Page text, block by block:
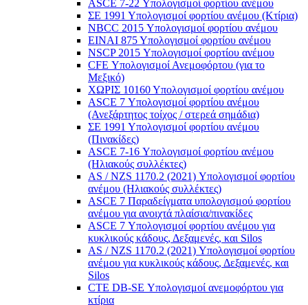
ASCE 7-22 Υπολογισμοί φορτίου ανέμου
ΣΕ 1991 Υπολογισμοί φορτίου ανέμου (Κτίρια)
NBCC 2015 Υπολογισμοί φορτίου ανέμου
ΕΙΝΑΙ 875 Υπολογισμοί φορτίου ανέμου
NSCP 2015 Υπολογισμοί φορτίου ανέμου
CFE Υπολογισμοί Ανεμοφόρτου (για το
Μεξικό)
ΧΩΡΙΣ 10160 Υπολογισμοί φορτίου ανέμου
ASCE 7 Υπολογισμοί φορτίου ανέμου
(Ανεξάρτητος τοίχος / στερεά σημάδια)
ΣΕ 1991 Υπολογισμοί φορτίου ανέμου
(Πινακίδες)
ASCE 7-16 Υπολογισμοί φορτίου ανέμου
(Ηλιακούς συλλέκτες)
AS / NZS 1170.2 (2021) Υπολογισμοί φορτίου
ανέμου (Ηλιακούς συλλέκτες)
ASCE 7 Παραδείγματα υπολογισμού φορτίου
ανέμου για ανοιχτά πλαίσια/πινακίδες
ASCE 7 Υπολογισμοί φορτίου ανέμου για
κυκλικούς κάδους, Δεξαμενές, και Silos
AS / NZS 1170.2 (2021) Υπολογισμοί φορτίου
ανέμου για κυκλικούς κάδους, Δεξαμενές, και
Silos
CTE DB-SE Υπολογισμοί ανεμοφόρτου για
κτίρια